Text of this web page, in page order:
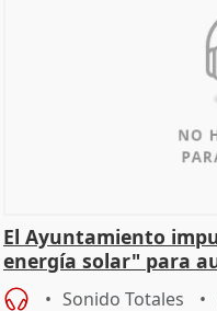
El Ayuntamiento
energía solar" para
Sonido Totales